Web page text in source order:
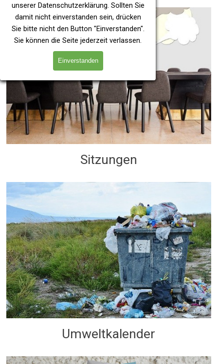
unserer Datenschutzerklärung . Sollten Sie
damit nicht einverstanden sein, drücken
Sie bitte nicht den Button "Einverstanden".
Sie können die Seite jederzeit verlassen.
Einverstanden
Sitzungen
Umweltkalender